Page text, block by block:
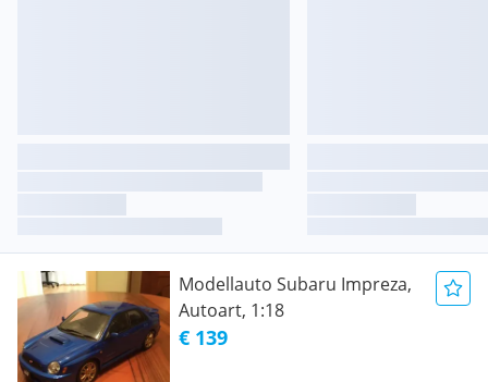
Modellauto Subaru Impreza,
Autoart, 1:18
€ 139